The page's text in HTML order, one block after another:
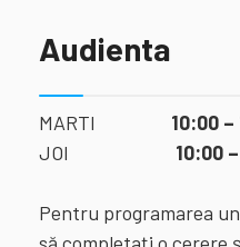
Audienta
MARTI 10:00 –
JOI 10:00
Pentru programarea